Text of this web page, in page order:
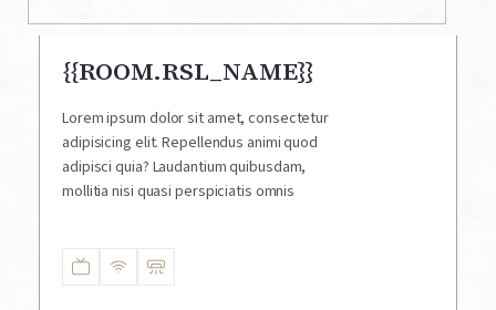
{{ROOM.RSL_NAME}}
Lorem ipsum dolor sit amet, consectetur
adipisicing elit. Repellendus animi quod
adipisci quia? Laudantium quibusdam,
mollitia nisi quasi perspiciatis omnis